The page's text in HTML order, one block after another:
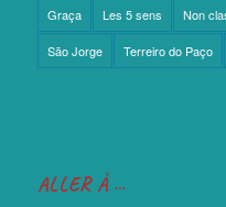
Graça Les 5 sens Non
São Jorge Terreiro do Paço
ALLER À …